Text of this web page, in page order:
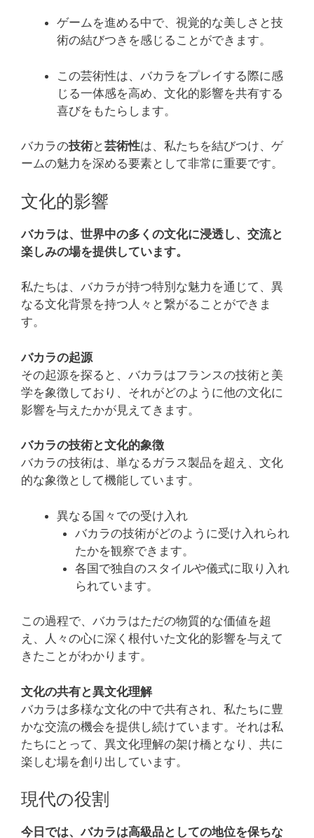
ゲームを進める中で、視覚的な美しさと技
術の結びつきを感じることができます。
この芸術性は、バカラをプレイする際に感
じる一体感を高め、文化的影響を共有する
喜びをもたらします。
バカラの技術と芸術性は、私たちを結びつけ、ゲ
ームの魅力を深める要素として非常に重要です。
文化的影響
バカラは、世界中の多くの文化に浸透し、交流と
楽しみの場を提供しています。
私たちは、バカラが持つ特別な魅力を通じて、異
なる文化背景を持つ人々と繋がることができま
す。
バカラの起源
その起源を探ると、バカラはフランスの技術と美
学を象徴しており、それがどのように他の文化に
影響を与えたかが見えてきます。
バカラの技術と文化的象徴
バカラの技術は、単なるガラス製品を超え、文化
的な象徴として機能しています。
異なる国々での受け入れ
バカラの技術がどのように受け入れられ
たかを観察できます。
各国で独自のスタイルや儀式に取り入れ
られています。
この過程で、バカラはただの物質的な価値を超
え、人々の心に深く根付いた文化的影響を与えて
きたことがわかります。
文化の共有と異文化理解
バカラは多様な文化の中で共有され、私たちに豊
かな交流の機会を提供し続けています。それは私
たちにとって、異文化理解の架け橋となり、共に
楽しむ場を創り出しています。
現代の役割
今日では、バカラは高級品としての地位を保ちな